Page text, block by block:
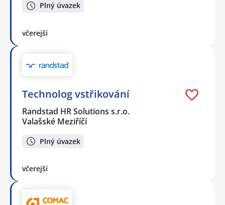
Plný úvazek
včerejší
Technolog vstřikování
Randstad HR Solutions s.r.o.
Valašské Meziříčí
Plný úvazek
včerejší